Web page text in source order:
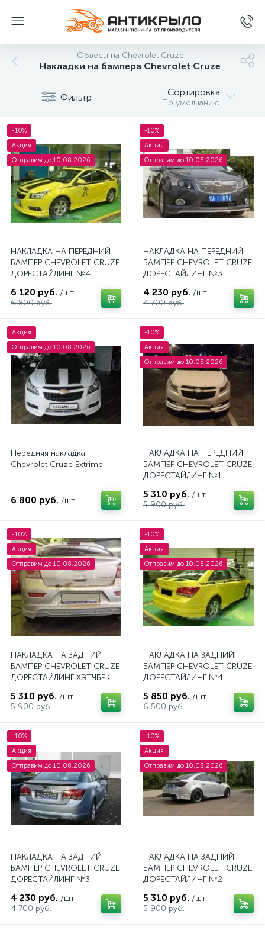
Обвесы на Chevrolet Cruze
Накладки на бампера Chevrolet Cruze
Фильтр Сортировка
По умолчанию
-10%
Акция
Отправим до 10.08.2026
НАКЛАДКА НА ПЕРЕДНИЙ
БАМПЕР CHEVROLET CRUZE
ДОРЕСТАЙЛИНГ №4
6 120 руб. /шт
6 800 руб.
-10%
Акция
Отправим до 10.08.2026
НАКЛАДКА НА ПЕРЕДНИЙ
БАМПЕР CHEVROLET CRUZE
ДОРЕСТАЙЛИНГ №3
4 230 руб. /шт
4 700 руб.
Акция
Отправим до 10.08.2026
Передняя накладка
Chevrolet Cruze Extrime
6 800 руб. /шт
-10%
Акция
Отправим до 10.08.2026
НАКЛАДКА НА ПЕРЕДНИЙ
БАМПЕР CHEVROLET CRUZE
ДОРЕСТАЙЛИНГ №1
5 310 руб. /шт
5 900 руб.
-10%
Акция
Отправим до 10.08.2026
НАКЛАДКА НА ЗАДНИЙ
БАМПЕР CHEVROLET CRUZE
ДОРЕСТАЙЛИНГ ХЭТЧБЕК
5 310 руб. /шт
5 900 руб.
-10%
Акция
Отправим до 10.08.2026
НАКЛАДКА НА ЗАДНИЙ
БАМПЕР CHEVROLET CRUZE
ДОРЕСТАЙЛИНГ №4
5 850 руб. /шт
6 500 руб.
-10%
Акция
Отправим до 10.08.2026
НАКЛАДКА НА ЗАДНИЙ
БАМПЕР CHEVROLET CRUZE
ДОРЕСТАЙЛИНГ №3
4 230 руб. /шт
4 700 руб.
-10%
Акция
Отправим до 10.08.2026
НАКЛАДКА НА ЗАДНИЙ
БАМПЕР CHEVROLET CRUZE
ДОРЕСТАЙЛИНГ №2
5 310 руб. /шт
5 900 руб.